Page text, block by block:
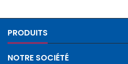
PRODUITS
NOTRE SOCIÉTÉ